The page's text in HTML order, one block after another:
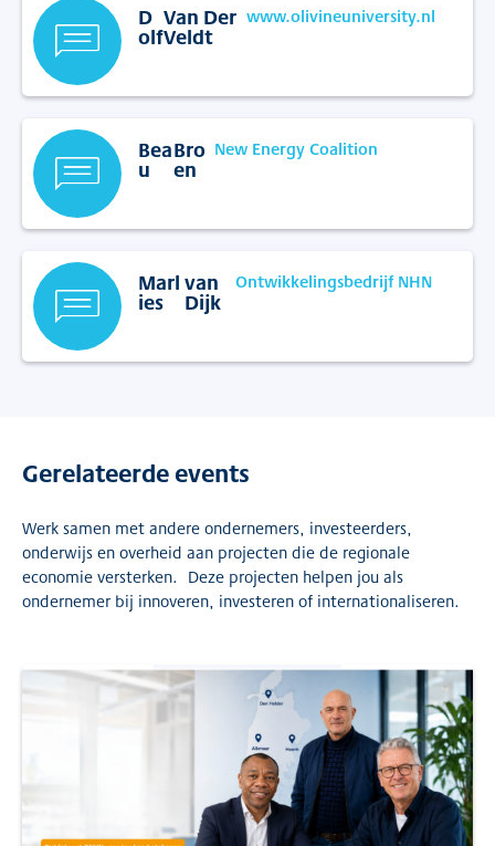
D
olf
Van Der
Veldt
www.olivineuniversity.nl
Bea
u
Bro
en
New Energy Coalition
Marl
ies
van
Dijk
Ontwikkelingsbedrijf NHN
Gerelateerde events
Werk samen met andere ondernemers, investeerders,
onderwijs en overheid aan projecten die de regionale
economie versterken. Deze projecten helpen jou als
ondernemer bij innoveren, investeren of internationaliseren.